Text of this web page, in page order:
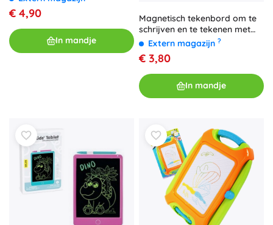
€ 4,90
In mandje
Magnetisch tekenbord om te
schrijven en te tekenen met
penExtern magazijn ?
€ 3,80
In mandje